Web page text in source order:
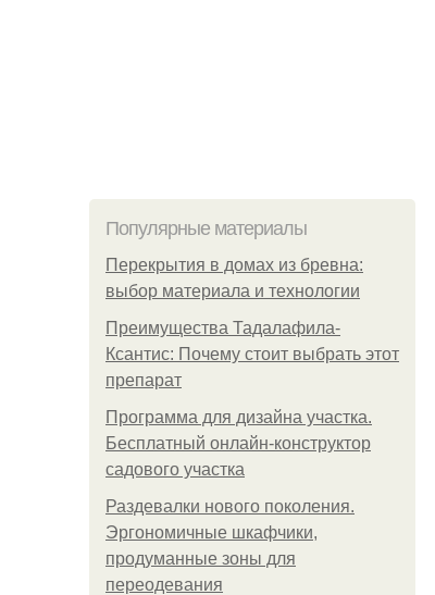
Популярные материалы
Перекрытия в домах из бревна:
выбор материала и технологии
Преимущества Тадалафила-
Ксантис: Почему стоит выбрать этот
препарат
Программа для дизайна участка.
Бесплатный онлайн-конструктор
садового участка
Раздевалки нового поколения.
Эргономичные шкафчики,
продуманные зоны для
переодевания